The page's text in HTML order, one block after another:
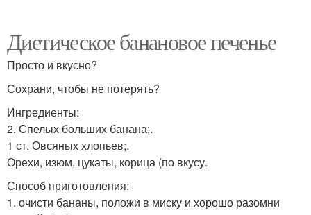
Диетическое банановое печенье
Просто и вкусно?
Сохрани, чтобы не потерять?
Ингредиенты:
2. Спелых больших банана;.
1 ст. Овсяных хлопьев;.
Орехи, изюм, цукаты, корица (по вкусу.
Способ приготовления:
1. очисти бананы, положи в миску и хорошо разомни